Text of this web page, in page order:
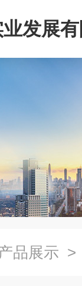
发展
品展示